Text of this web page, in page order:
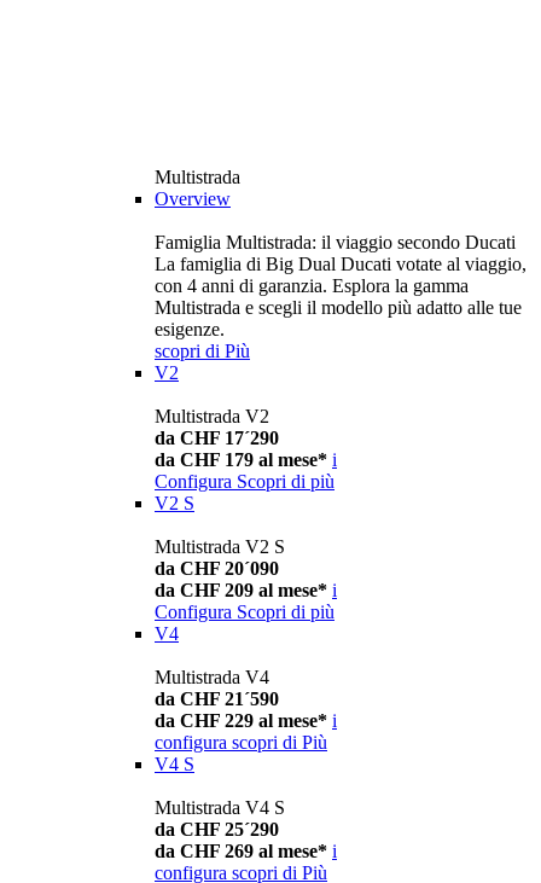
Multistrada
Overview
Famiglia Multistrada: il viaggio secondo Ducati
La famiglia di Big Dual Ducati votate al viaggio,
con 4 anni di garanzia. Esplora la gamma
Multistrada e scegli il modello più adatto alle tue
esigenze.
scopri di Più
V2
Multistrada V2
da CHF 17´290
da CHF 179 al mese* i
Configura Scopri di più
V2 S
Multistrada V2 S
da CHF 20´090
da CHF 209 al mese* i
Configura Scopri di più
V4
Multistrada V4
da CHF 21´590
da CHF 229 al mese* i
configura scopri di Più
V4 S
Multistrada V4 S
da CHF 25´290
da CHF 269 al mese* i
configura scopri di Più